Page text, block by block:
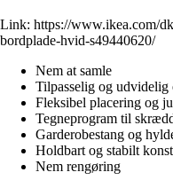
Link: https://www.ikea.com/
bordplade-hvid-s49440620/
Nem at samle
Tilpasselig og udvidelig
Fleksibel placering og
Tegneprogram til
Garderobestang og
Holdbart og stabilt
Nem rengøring